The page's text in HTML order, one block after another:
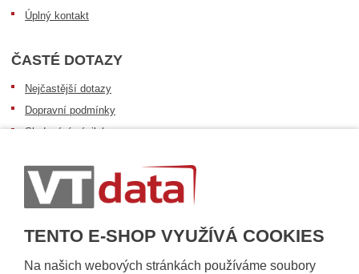
TENTO E-SHOP VYUŽÍVÁ COOKIES
Na našich webových stránkách používáme soubory
Úplný kontakt
ČASTÉ DOTAZY
Nejčastější dotazy
Dopravní podmínky
Sledování zásilek
Informace k dostupnosti zboží
Obecné informace